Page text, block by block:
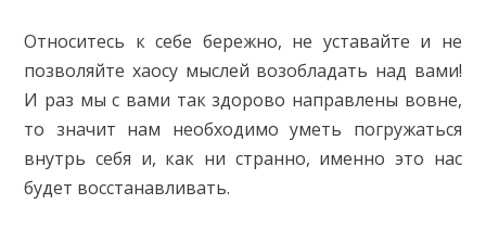
Относитесь к себе бережно, не уставайте и не
позволяйте хаосу мыслей возобладать над вами!
И раз мы с вами так здорово направлены вовне,
то значит нам необходимо уметь погружаться
внутрь себя и, как ни странно, именно это нас
будет восстанавливать.